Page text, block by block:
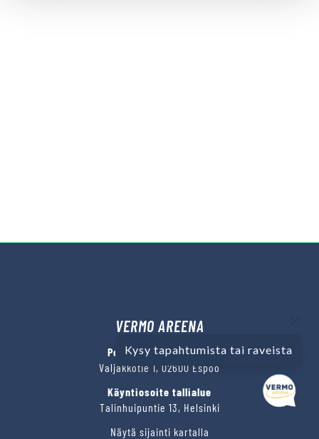
Kysy tapahtumista tai raveista
VERMO AREENA
Posti- ja käyntiosoite
Valjakkotie 1, 02600 Espoo
Käyntiosoite tallialue
Talinhuipuntie 13, Helsinki
Näytä sijainti kartalla